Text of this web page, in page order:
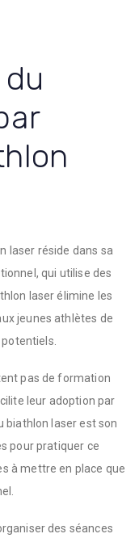
laser réside dans sa
qui utilise des
laser élimine les
jeunes athlètes de
pas de formation
leur adoption par
biathlon laser est son
pour pratiquer ce
à mettre en place que
des séances